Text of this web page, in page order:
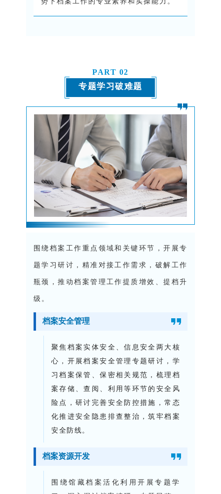
PART 02
专题学习破难题
围绕档案工作重点领域和关键环节，开展专
题学习研讨，精准对接工作需求，破解工作
瓶颈，推动档案管理工作提质增效、提档升
级。
档案安全管理
聚焦档案实体安全、信息安全两大核
心，开展档案安全管理专题研讨，学
习档案保管、保密相关规范，梳理档
案存储、查阅、利用等环节的安全风
险点，研讨完善安全防控措施，常态
化推进安全隐患排查整治，筑牢档案
安全防线。
档案资源开发
围绕馆藏档案活化利用开展专题学